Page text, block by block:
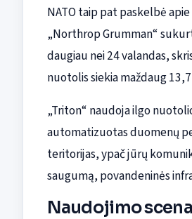
NATO taip pat paskelbė
„Northrop Grumman“
daugiau nei 24 valandas,
nuotolis siekia maždaug
„Triton“ naudoja ilgo
automatizuotas duomenų
teritorijas, ypač jūrų
saugumą, povandeninės
Naudojimo